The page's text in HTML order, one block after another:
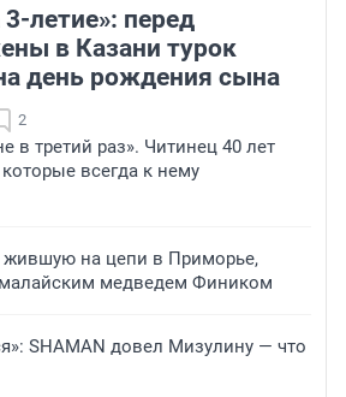
летие»: перед
в Казани турок
день рождения сына
2
в третий раз». Читинец 40 лет
всегда к нему
на цепи в Приморье,
медведем Фиником
SHAMAN довел Мизулину — что